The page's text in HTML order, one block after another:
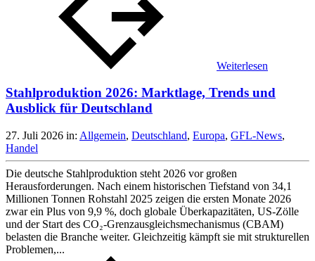
Weiterlesen
Stahlproduktion 2026: Marktlage, Trends und
Ausblick für Deutschland
27. Juli 2026 in: Allgemein, Deutschland, Europa, GFL-News,
Handel
Die deutsche Stahlproduktion steht 2026 vor großen
Herausforderungen. Nach einem historischen Tiefstand von 34,1
Millionen Tonnen Rohstahl 2025 zeigen die ersten Monate 2026
zwar ein Plus von 9,9 %, doch globale Überkapazitäten, US-Zölle
und der Start des CO₂-Grenzausgleichsmechanismus (CBAM)
belasten die Branche weiter. Gleichzeitig kämpft sie mit strukturellen
Problemen,...